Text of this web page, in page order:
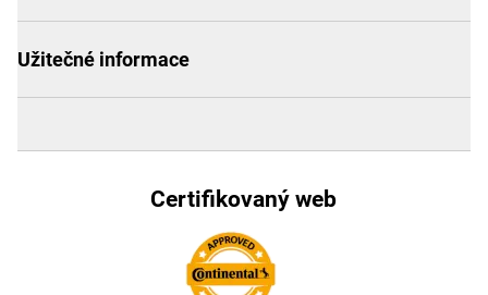
Užitečné informace
Certifikovaný web